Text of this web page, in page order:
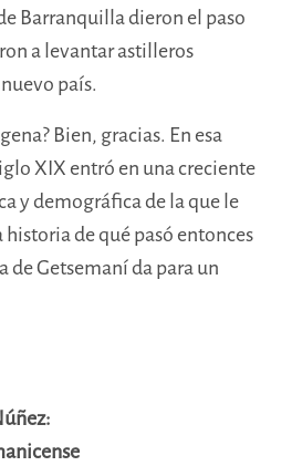
Barranquilla dieron el paso
a levantar astilleros
país.
Bien, gracias. En esa
XIX entró en una creciente
y demográfica de la que le
historia de qué pasó entonces
de Getsemaní da para un